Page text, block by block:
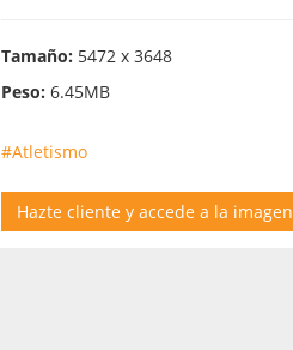
Tamaño: 5472 x 3648
Peso: 6.45MB
#Atletismo
Hazte cliente y accede a la imagen